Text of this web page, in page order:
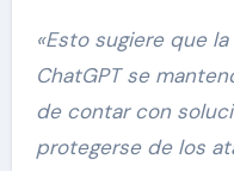
«Esto sugiere que
ChatGPT se
de contar con
protegerse de los